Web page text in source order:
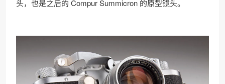
头，也是之后的 Compur Summicron 的原型镜头。